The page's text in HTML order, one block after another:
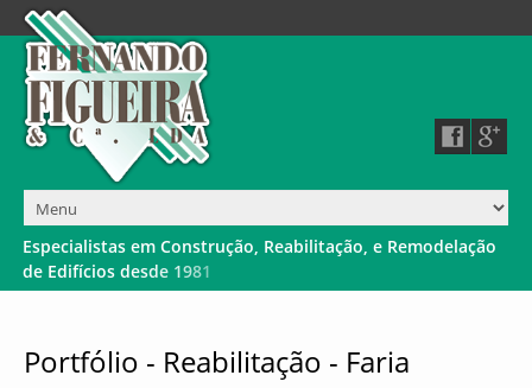
Especialistas em Construção, Reabilitação, e Remodelação
de Edifícios desde 1981
Portfólio - Reabilitação - Faria